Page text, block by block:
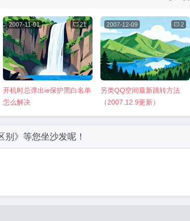
2007-11-01  21
开机时总弹出ie保护黑白名单
怎么解决
2007-12-09  2
另类QQ空间最新跳转方法
（2007.12.9更新）
》 等您坐沙发呢！